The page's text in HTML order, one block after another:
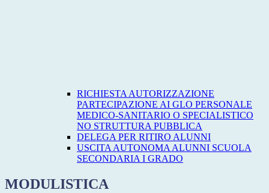
RICHIESTA AUTORIZZAZIONE
PARTECIPAZIONE AI GLO PERSONALE
MEDICO-SANITARIO O SPECIALISTICO
NO STRUTTURA PUBBLICA
DELEGA PER RITIRO ALUNNI
USCITA AUTONOMA ALUNNI SCUOLA
SECONDARIA I GRADO
MODULISTICA